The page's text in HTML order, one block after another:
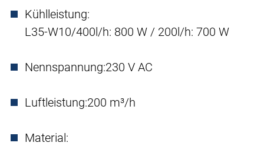
Kühlleistung:
L35-W10/400l/h: 800 W / 200l/h: 700 W
Nennspannung:230 V AC
Luftleistung:200 m³/h
Material: